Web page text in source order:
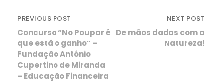
PREVIOUS POST
Concurso “No Poupar é
que está o ganho” –
Fundação António
Cupertino de Miranda
– Educação Financeira
NEXT POST
De mãos dadas com a
Natureza!